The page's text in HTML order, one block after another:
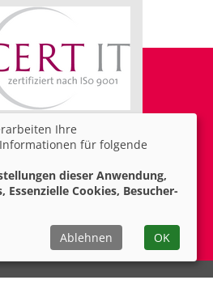
Ihre
für folgende
dieser Anwendung,
Essenzielle Cookies, Besucher-
Ablehnen OK